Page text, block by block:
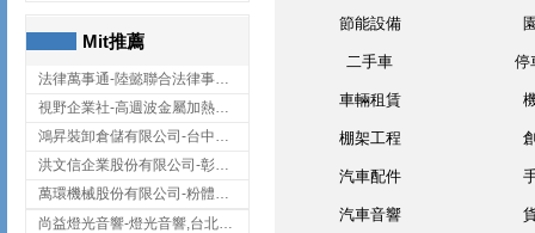
Mit推薦
法律萬事通-陸懿聯合法律事務所
視野企業社-高週波金屬加熱設備,彰化高週波金屬加熱設備
鴻昇裝卸倉儲有限公司-台中貨櫃裝卸
洪文信企業股份有限公司-彰化鋅合金鑄造,彰化五金加工,彰化五金配件
萬環機械股份有限公司-粉體塗裝設備,輸送機,輸送機設備,台南輸送機
尚益燈光音響-燈光音響,台北燈光音響,台北燈光音響出租
節能設備
二手車 停
車輛租賃
棚架工程
汽車配件
汽車音響